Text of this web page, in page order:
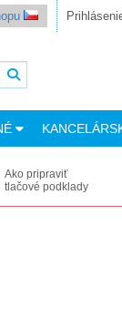
Ako pripraviť
tlačové podklady